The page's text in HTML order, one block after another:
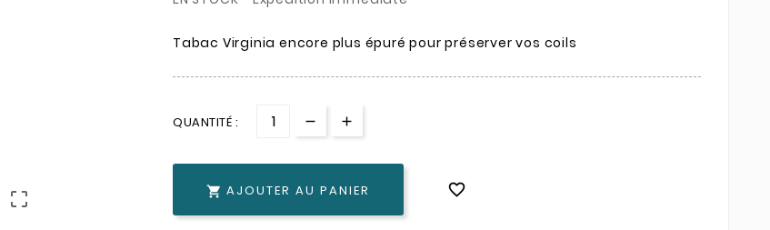

Tabac Virginia encore plus épuré pour préserver vos coils
QUANTITÉ :
 AJOUTER AU PANIER 